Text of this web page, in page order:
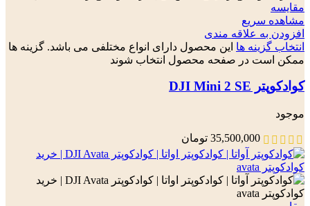
مقایسه
مشاهده سریع
افزودن به علاقه مندی
انتخاب گزینه ها این محصول دارای انواع مختلفی می باشد. گزینه ها
ممکن است در صفحه محصول انتخاب شوند
کوادکوپتر DJI Mini 2 SE
موجود
35,500,000 تومان